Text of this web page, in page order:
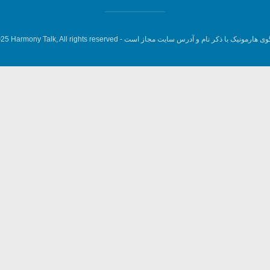
هارمونیک با ذکر نام و آدرس سایت مجاز است - Harmony Talk, All rights reserved.